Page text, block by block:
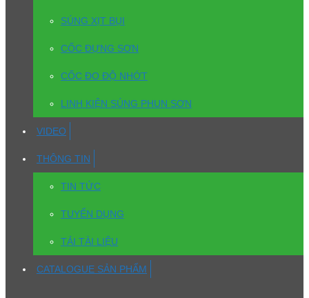
SÚNG XỊT BỤI
CỐC ĐỰNG SƠN
CỐC ĐO ĐỘ NHỚT
LINH KIỆN SÚNG PHUN SƠN
VIDEO
THÔNG TIN
TIN TỨC
TUYỂN DỤNG
TẢI TÀI LIỆU
CATALOGUE SẢN PHẨM